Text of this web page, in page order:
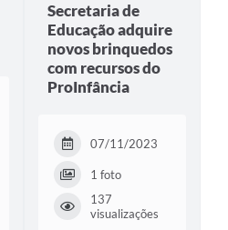
Secretaria de
Educação adquire
novos brinquedos
com recursos do
ProInfância
07/11/2023
1 foto
137
visualizações